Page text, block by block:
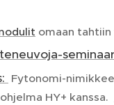
omaan tahtiin
Fytonomi-
HY+ kanssa.